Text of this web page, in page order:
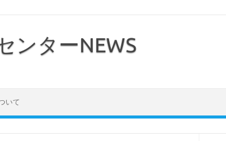
ンターNEWS
いて